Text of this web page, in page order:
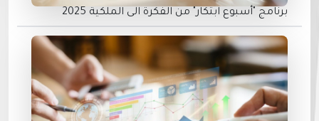
برنامج "أسبوع ابتكار" من الفكرة الى الملكية 2025